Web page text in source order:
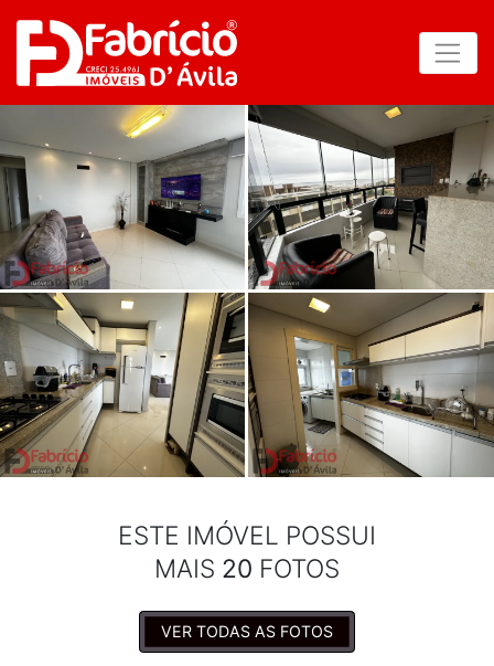
ESTE IMÓVEL POSSUI
MAIS 20 FOTOS
VER TODAS AS FOTOS